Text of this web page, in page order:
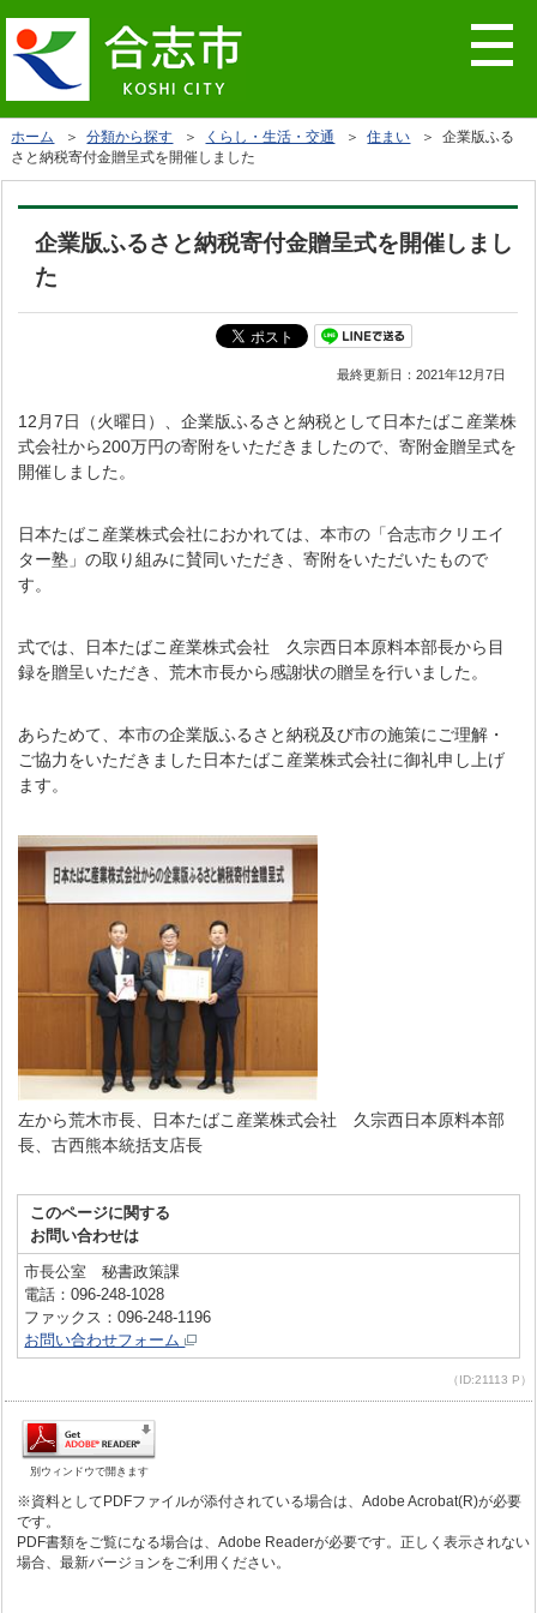
ホーム ＞分類から探す ＞ くらし・生活・交通 ＞住まい ＞ 企業版ふる
さと納税寄付金贈呈式を開催しました
企業版ふるさと納税寄付金贈呈式を開催しまし
た
最終更新日：2021年12月7日
12月7日（火曜日）、企業版ふるさと納税として日本たばこ産業株
式会社から200万円の寄附をいただきましたので、寄附金贈呈式を
開催しました。
日本たばこ産業株式会社におかれては、本市の「合志市クリエイ
ター塾」の取り組みに賛同いただき、寄附をいただいたもので
す。
式では、日本たばこ産業株式会社 久宗西日本原料本部長から目
録を贈呈いただき、荒木市長から感謝状の贈呈を行いました。
あらためて、本市の企業版ふるさと納税及び市の施策にご理解・
ご協力をいただきました日本たばこ産業株式会社に御礼申し上げ
ます。
左から荒木市長、日本たばこ産業株式会社 久宗西日本原料本部
長、古西熊本統括支店長
このページに関する
お問い合わせは
市長公室 秘書政策課
電話：096-248-1028
ファックス：096-248-1196
お問い合わせフォーム
（ID:21113 P）
別ウィンドウで開きます
※資料としてPDFファイルが添付されている場合は、Adobe Acrobat(R)が必要
です。
PDF書類をご覧になる場合は、Adobe Readerが必要です。正しく表示されない
場合、最新バージョンをご利用ください。